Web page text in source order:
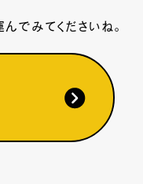
でみてくださいね。